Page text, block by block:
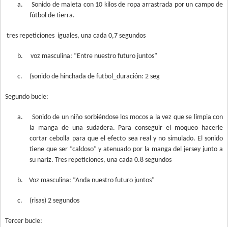
a.
Sonido de maleta con 10 kilos de ropa arrastrada por un campo de
fútbol de tierra.
tres repeticiones iguales, una cada 0,7 segundos
b. voz masculina: “Entre nuestro futuro juntos”
c. (sonido de hinchada de futbol_duración: 2 seg
Segundo bucle:
a.
Sonido de un niño sorbiéndose los mocos a la vez que se limpia con
la manga de una sudadera. Para conseguir el moqueo hacerle
cortar cebolla para que el efecto sea real y no simulado. El sonido
tiene que ser “caldoso” y atenuado por la manga del jersey junto a
su nariz. Tres repeticiones, una cada 0.8 segundos
b. Voz masculina: “Anda nuestro futuro juntos”
c. (risas) 2 segundos
Tercer bucle: